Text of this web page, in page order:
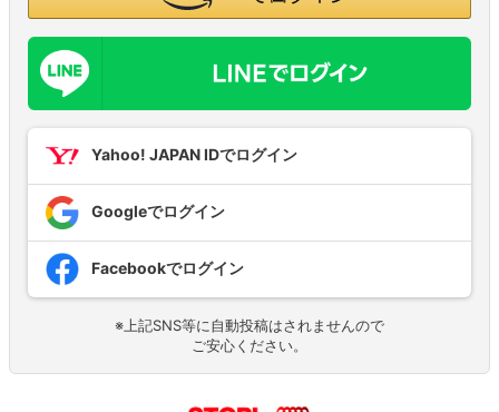
Yahoo! JAPAN IDでログイン
Googleでログイン
Facebookでログイン
※上記SNS等に自動投稿はされませんので
ご安心ください。